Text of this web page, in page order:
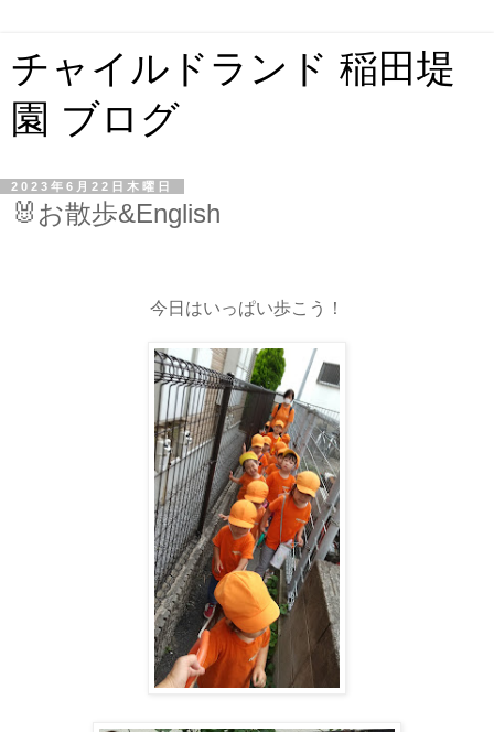
チャイルドランド 稲田堤
園 ブログ
2023年6月22日木曜日
🐰お散歩&English
今日はいっぱい歩こう！